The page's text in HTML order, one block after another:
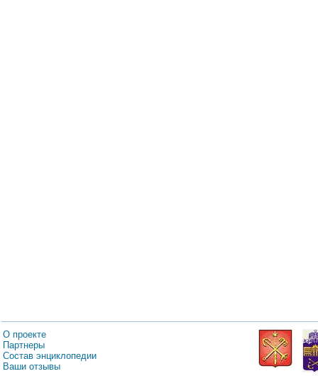
О проекте
Партнеры
Состав энциклопедии
Ваши отзывы